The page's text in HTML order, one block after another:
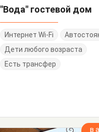
"Вода" гостевой дом
Интернет Wi-Fi
Дети любого возраста
Есть трансфер
в